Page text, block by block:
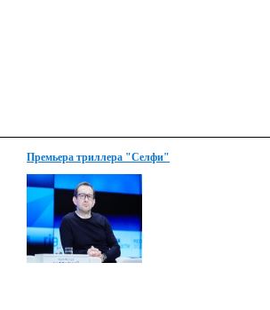
Премьера триллера "Селфи"